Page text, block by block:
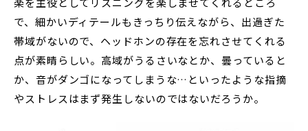
で、細かいディテールもきっちり伝えながら、出過ぎた
帯域がないので、ヘッドホンの存在を忘れさせてくれる
点が素晴らしい。高域がうるさいなとか、曇っていると
か、音がダンゴになってしまうな…といったような指摘
やストレスはまず発生しないのではないだろうか。